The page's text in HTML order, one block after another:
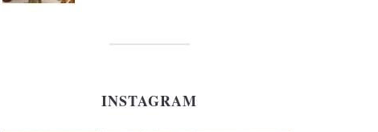
INSTAGRAM